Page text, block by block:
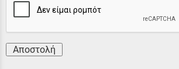
Αποστολή